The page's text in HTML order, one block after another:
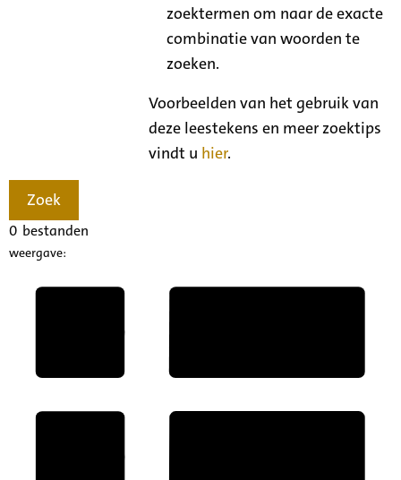
zoektermen om naar de exacte
combinatie van woorden te
zoeken.
Voorbeelden van het gebruik van
deze leestekens en meer zoektips
vindt u hier.
Zoek
0 bestanden
weergave: